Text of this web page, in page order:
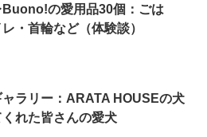
Buono!の愛用品30個：ごは
・首輪など（体験談）
ャラリー：ARATA HOUSEの犬
れた皆さんの愛犬